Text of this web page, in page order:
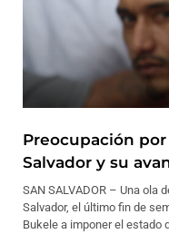
Preocupación
Salvador y su
SAN SALVADOR – Una ola
Salvador, el último fin de
Bukele a imponer el estado